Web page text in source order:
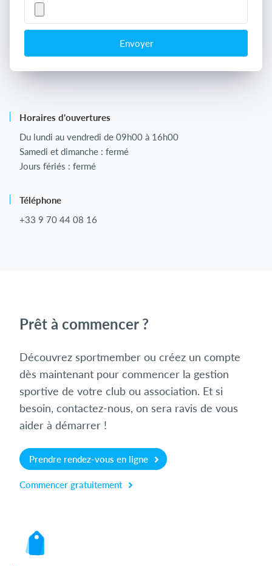
Envoyer
Horaires d'ouvertures
Du lundi au vendredi de 09h00 à 16h00
Samedi et dimanche : fermé
Jours fériés : fermé
Téléphone
+33 9 70 44 08 16
Prêt à commencer ?
Découvrez sportmember ou créez un compte
dès maintenant pour commencer la gestion
sportive de votre club ou association. Et si
besoin, contactez-nous, on sera ravis de vous
aider à démarrer !
Prendre rendez-vous en ligne
Commencer gratuitement